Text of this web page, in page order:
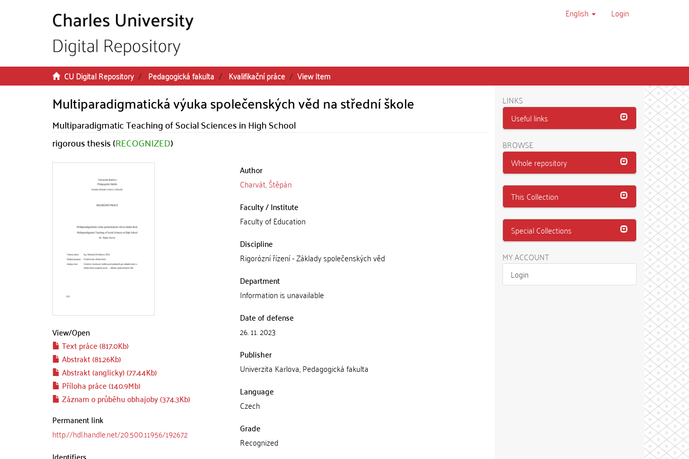
English Login
CU Digital Repository Pedagogická fakulta Kvalifikační práce View Item
Multiparadigmatická výuka společenských věd na střední škole
Multiparadigmatic Teaching of Social Sciences in High School
rigorous thesis (RECOGNIZED)
View/Open
Text práce (817.0Kb)
Abstrakt (81.26Kb)
Abstrakt (anglicky) (77.44Kb)
Příloha práce (140.9Mb)
Záznam o průběhu obhajoby (374.3Kb)
Permanent link
http://hdl.handle.net/20.500.11956/192672
Author
Charvát, Štěpán
Faculty / Institute
Faculty of Education
Discipline
Rigorózní řízení - Základy společenských věd
Department
Information is unavailable
Date of defense
26. 11. 2023
Publisher
Univerzita Karlova, Pedagogická fakulta
Language
Czech
Grade
Recognized
LINKS
Useful links
BROWSE
Whole repository
This Collection
Special Collections
MY ACCOUNT
Login